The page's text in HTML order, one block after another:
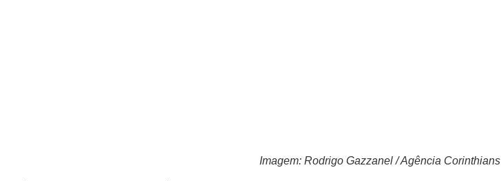
Imagem: Rodrigo Gazzanel / Agência Corinthians